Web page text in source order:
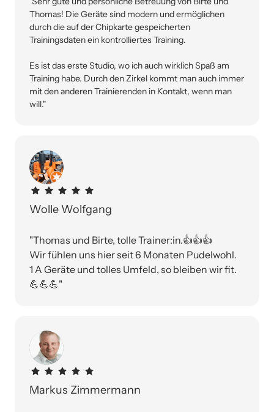
Thomas! Die Geräte sind modern und ermöglichen
durch die auf der Chipkarte gespeicherten
Trainingsdaten ein kontrolliertes Training.
Es ist das erste Studio, wo ich auch wirklich Spaß am
Training habe. Durch den Zirkel kommt man auch immer
mit den anderen Trainierenden in Kontakt, wenn man
will."
Wolle Wolfgang
"Thomas und Birte, tolle Trainer:in.👍👍👍
Wir fühlen uns hier seit 6 Monaten Pudelwohl.
1 A Geräte und tolles Umfeld, so bleiben wir fit.
💪💪💪"
Markus Zimmermann